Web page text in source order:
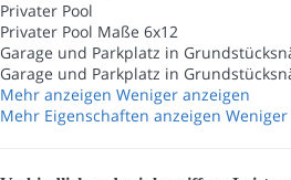
Privater Pool
Privater Pool Maße 6x12
Garage und Parkplatz in
Garage und Parkplatz in
Mehr anzeigen Weniger anzeigen
Mehr Eigenschaften anzeigen